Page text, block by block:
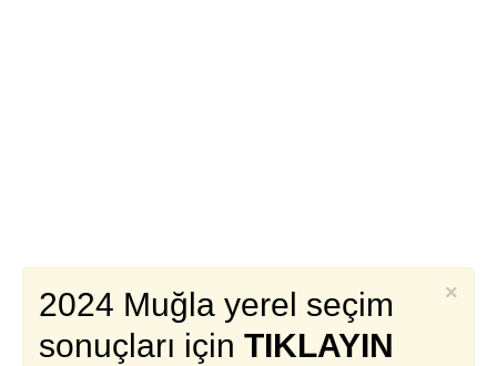
×
2024 Muğla yerel seçim
sonuçları için TIKLAYIN